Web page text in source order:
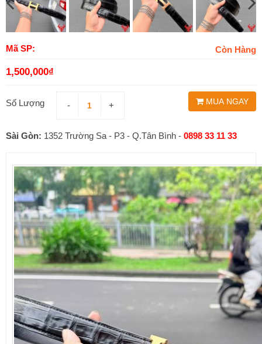
Mã SP: Còn Hàng
1,500,000₫
Số Lượng - + MUA NGAY
Sài Gòn: 1352 Trường Sa - P3 - Q.Tân Bình - 0898 33 11 33